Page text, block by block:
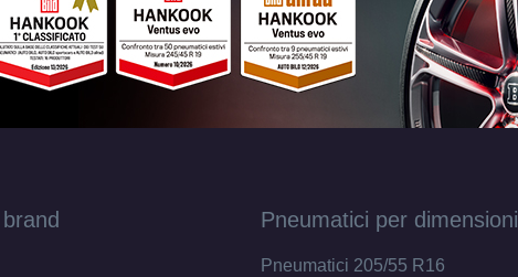
175/70 R14 84T M+S Disponibile
Pneumatici per dimensioni
Pneumatici 205/55 R16